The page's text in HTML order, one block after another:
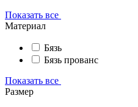
Показать все
Материал
Бязь
Бязь прованс
Показать все
Размер